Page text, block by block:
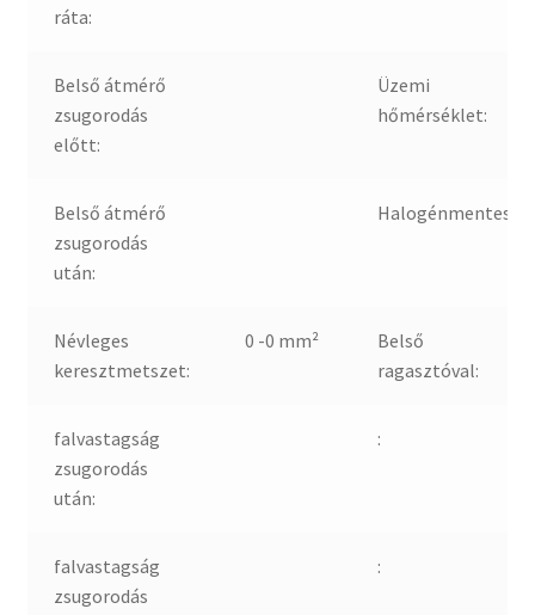
ráta:
Belső átmérő
zsugorodás
előtt:
Üzemi
hőmérséklet:
Belső átmérő
zsugorodás
után:
Halogénmentes:
Névleges
keresztmetszet:
0 -0 mm²
Belső
ragasztóval:
falvastagság
zsugorodás
után:
:
falvastagság
zsugorodás
: